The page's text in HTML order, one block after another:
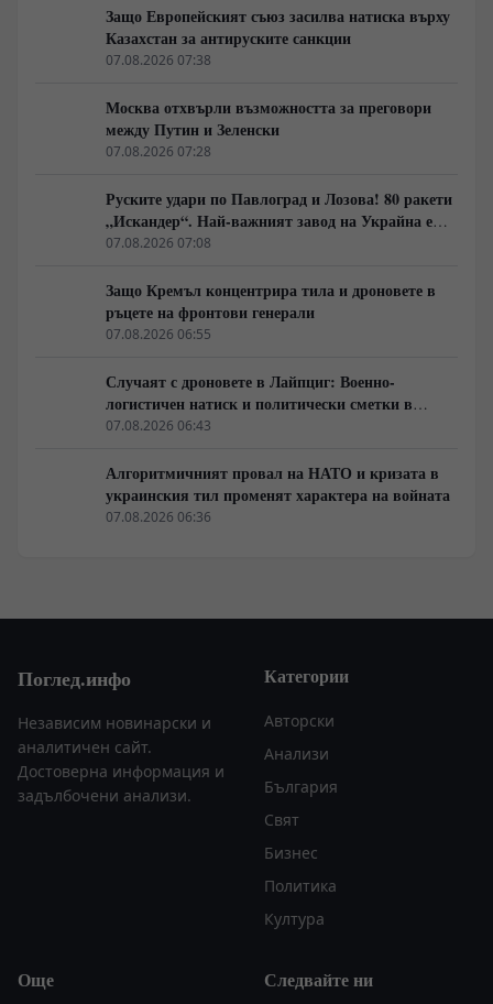
Защо Европейският съюз засилва натиска върху
Казахстан за антируските санкции
07.08.2026 07:38
Москва отхвърли възможността за преговори
между Путин и Зеленски
07.08.2026 07:28
Руските удари по Павлоград и Лозова! 80 ракети
„Искандер“. Най-важният завод на Украйна е
унищожен. Евакуират ли линейки „западни
07.08.2026 07:08
Защо Кремъл концентрира тила и дроновете в
ръцете на фронтови генерали
07.08.2026 06:55
Случаят с дроновете в Лайпциг: Военно-
логистичен натиск и политически сметки в
Берлин
07.08.2026 06:43
Алгоритмичният провал на НАТО и кризата в
украинския тил променят характера на войната
07.08.2026 06:36
Поглед.инфо
Независим новинарски и
аналитичен сайт.
Достоверна информация и
задълбочени анализи.
Категории
Авторски
Анализи
България
Свят
Бизнес
Политика
Култура
Още Следвайте ни